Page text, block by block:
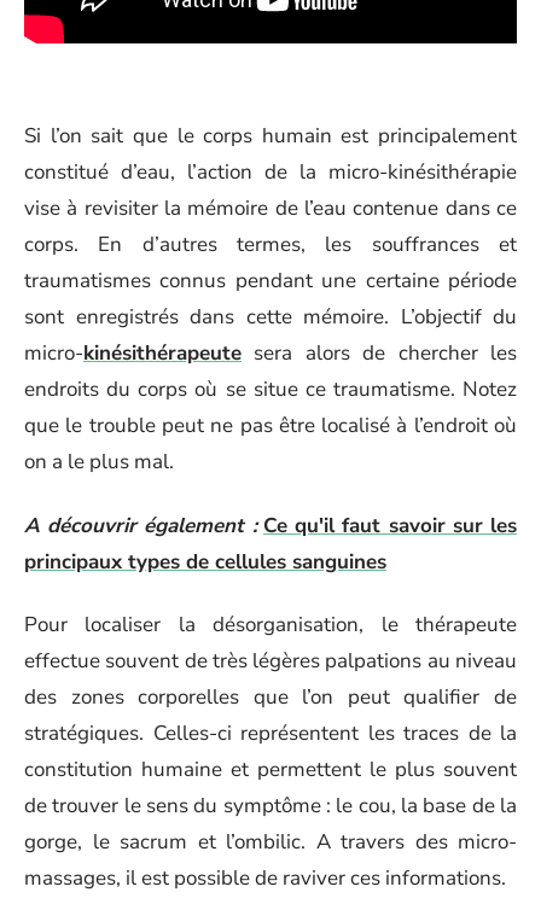
Si l’on sait que le corps humain est principalement
constitué d’eau, l’action de la micro-kinésithérapie
vise à revisiter la mémoire de l’eau contenue dans ce
corps. En d’autres termes, les souffrances et
traumatismes connus pendant une certaine période
sont enregistrés dans cette mémoire. L’objectif du
micro-kinésithérapeute sera alors de chercher les
endroits du corps où se situe ce traumatisme. Notez
que le trouble peut ne pas être localisé à l’endroit où
on a le plus mal.
A découvrir également : Ce qu'il faut savoir sur les
principaux types de cellules sanguines
Pour localiser la désorganisation, le thérapeute
effectue souvent de très légères palpations au niveau
des zones corporelles que l’on peut qualifier de
stratégiques. Celles-ci représentent les traces de la
constitution humaine et permettent le plus souvent
de trouver le sens du symptôme : le cou, la base de la
gorge, le sacrum et l’ombilic. A travers des micro-
massages, il est possible de raviver ces informations.